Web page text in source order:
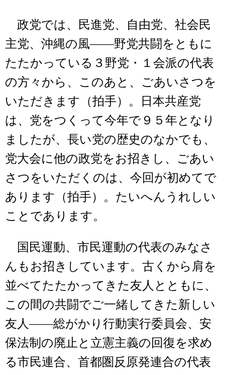
政党では、民進党、自由党、社会民
主党、沖縄の風――野党共闘をともに
たたかっている３野党・１会派の代表
の方々から、このあと、ごあいさつを
いただきます（拍手）。日本共産党
は、党をつくって今年で９５年となり
ましたが、長い党の歴史のなかでも、
党大会に他の政党をお招きし、ごあい
さつをいただくのは、今回が初めてで
あります（拍手）。たいへんうれしい
ことであります。
国民運動、市民運動の代表のみなさ
んもお招きしています。古くから肩を
並べてたたかってきた友人とともに、
この間の共闘でご一緒してきた新しい
友人――総がかり行動実行委員会、安
保法制の廃止と立憲主義の回復を求め
る市民連合、首都圏反原発連合の代表